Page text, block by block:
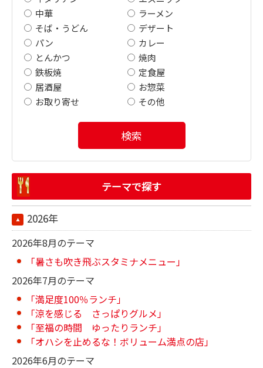
中華
ラーメン
そば・うどん
デザート
パン
カレー
とんかつ
焼肉
鉄板焼
定食屋
居酒屋
お惣菜
お取り寄せ
その他
検索
テーマで探す
2026年
2026年8月のテーマ
「暑さも吹き飛ぶスタミナメニュー」
2026年7月のテーマ
「満足度100％ランチ」
「涼を感じる さっぱりグルメ」
「至福の時間 ゆったりランチ」
「オハシを止めるな！ボリューム満点の店」
2026年6月のテーマ